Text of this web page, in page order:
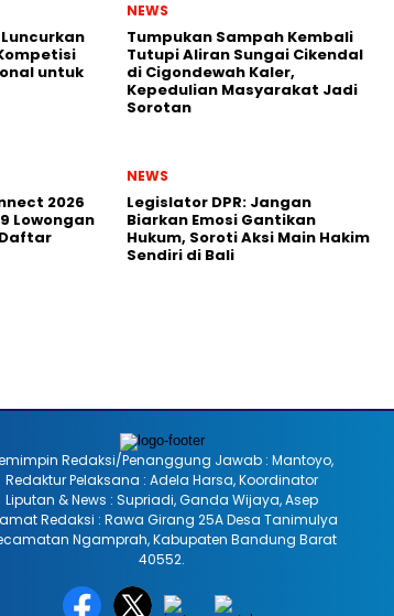
untuk
NEWS
Tumpukan Sampah Kembali
Tutupi Aliran Sungai Cikendal
di Cigondewah Kaler,
Kepedulian Masyarakat Jadi
Sorotan
2026
Lowongan
NEWS
Legislator DPR: Jangan
Biarkan Emosi Gantikan
Hukum, Soroti Aksi Main Hakim
Sendiri di Bali
Redaksi/Penanggung Jawab : Mantoyo,
Redaktur Pelaksana : Adela Harsa, Koordinator
Liputan & News : Supriadi, Ganda Wijaya, Asep
Redaksi : Rawa Girang 25A Desa Tanimulya
Ngamprah, Kabupaten Bandung Barat
40552.